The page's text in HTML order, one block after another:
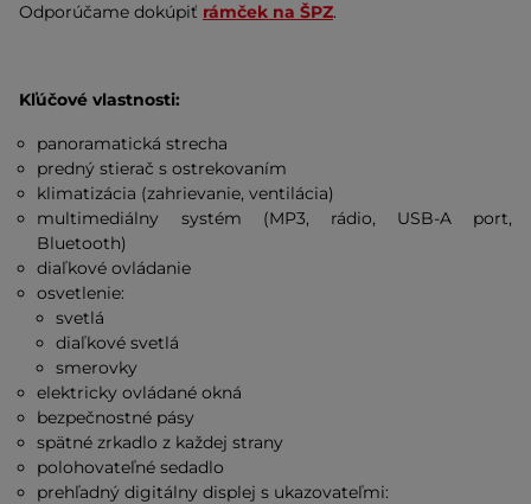
Odporúčame dokúpiť rámček na ŠPZ.
Kľúčové vlastnosti:
panoramatická strecha
predný stierač s ostrekovaním
klimatizácia (zahrievanie, ventilácia)
multimediálny systém (MP3, rádio, USB-A port,
Bluetooth)
diaľkové ovládanie
osvetlenie:
svetlá
diaľkové svetlá
smerovky
elektricky ovládané okná
bezpečnostné pásy
spätné zrkadlo z každej strany
polohovateľné sedadlo
prehľadný digitálny displej s ukazovateľmi: